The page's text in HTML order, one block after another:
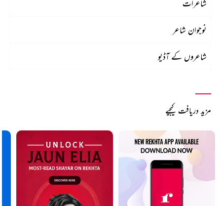
شاعرات
نوجوان شاعر
شاعروں کے آڈیو
مزید دریافت کیجیے